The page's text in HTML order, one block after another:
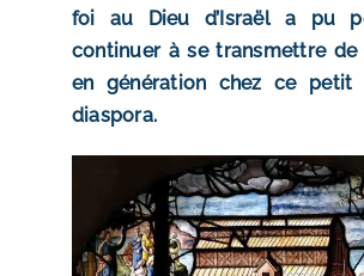
foi au Dieu d’Israël a pu
continuer à se transmettre de
en génération chez ce petit
diaspora.